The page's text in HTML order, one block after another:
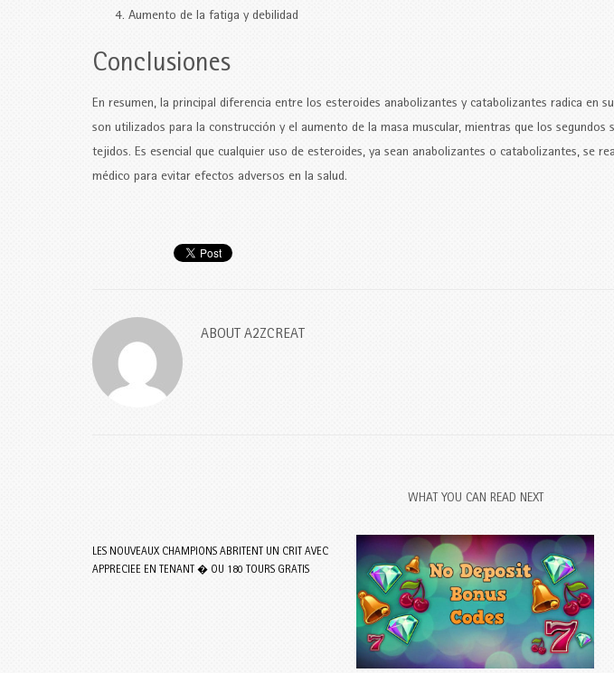
Aumento de la fatiga y debilidad
Conclusiones
En resumen, la principal diferencia entre los esteroides anabolizantes y catabolizantes radica en
son utilizados para la construcción y el aumento de la masa muscular, mientras que los segundos
tejidos. Es esencial que cualquier uso de esteroides, ya sean anabolizantes o catabolizantes, se
médico para evitar efectos adversos en la salud.
ABOUT A2ZCREAT
WHAT YOU CAN READ NEXT
LES NOUVEAUX CHAMPIONS ABRITENT UN CRIT AVEC
APPRECIEE EN TENANT � OU 180 TOURS GRATIS